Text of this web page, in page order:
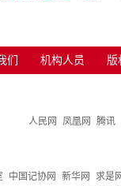
们 机构人员 版
人民网 凤凰网 腾讯
中国记协网 新华网
求是